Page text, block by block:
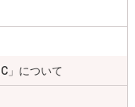
」について